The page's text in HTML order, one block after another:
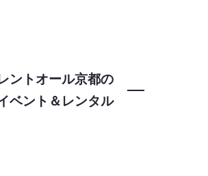
ントオール京都の
ベント＆レンタル